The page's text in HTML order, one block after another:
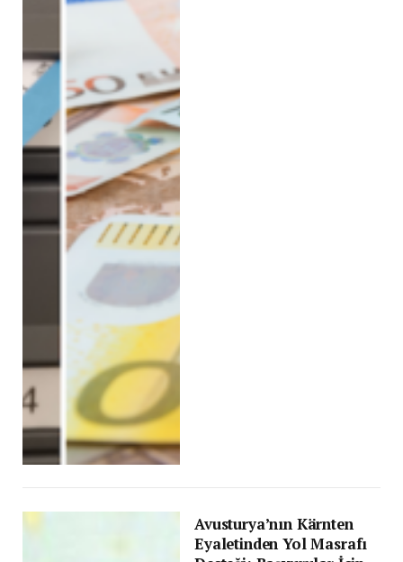
Avusturya’nın Kärnten
Eyaletinden Yol Masrafı